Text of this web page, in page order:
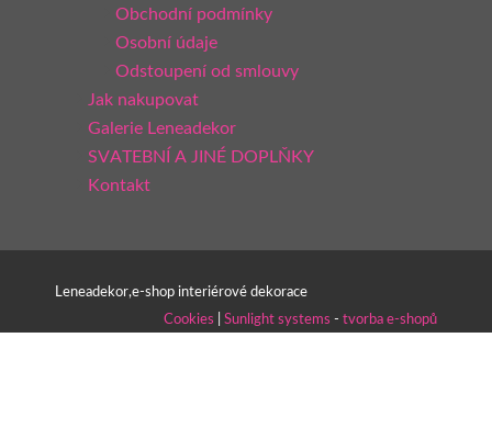
Obchodní podmínky
Osobní údaje
Odstoupení od smlouvy
Jak nakupovat
Galerie Leneadekor
SVATEBNÍ A JINÉ DOPLŇKY
Kontakt
Leneadekor,e-shop interiérové dekorace
Cookies
Sunlight systems - tvorba e-shopů